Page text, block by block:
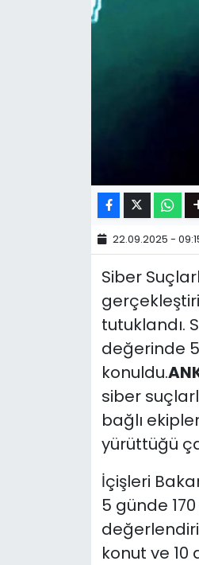
22.09.2025 -
Siber
tutuklandı.
değerinde
konuldu.
siber
bağlı
yürüttüğü
İçişleri
5 günde
konut ve 10